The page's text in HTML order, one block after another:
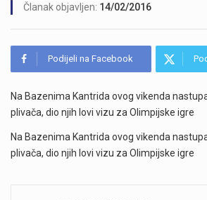
Članak objavljen: 14/02/2016
Podijeli na Facebook
Na Bazenima Kantrida ovog vikenda
plivača, dio njih lovi vizu za Olimpijske igre
Na Bazenima Kantrida ovog vikenda
plivača, dio njih lovi vizu za Olimpijske igre